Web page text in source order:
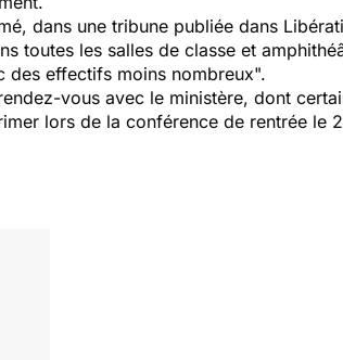
dans une tribune publiée dans
toutes les salles de classe et
des effectifs moins nombreux".
vous avec le ministère, dont
lors de la conférence de rentrée le